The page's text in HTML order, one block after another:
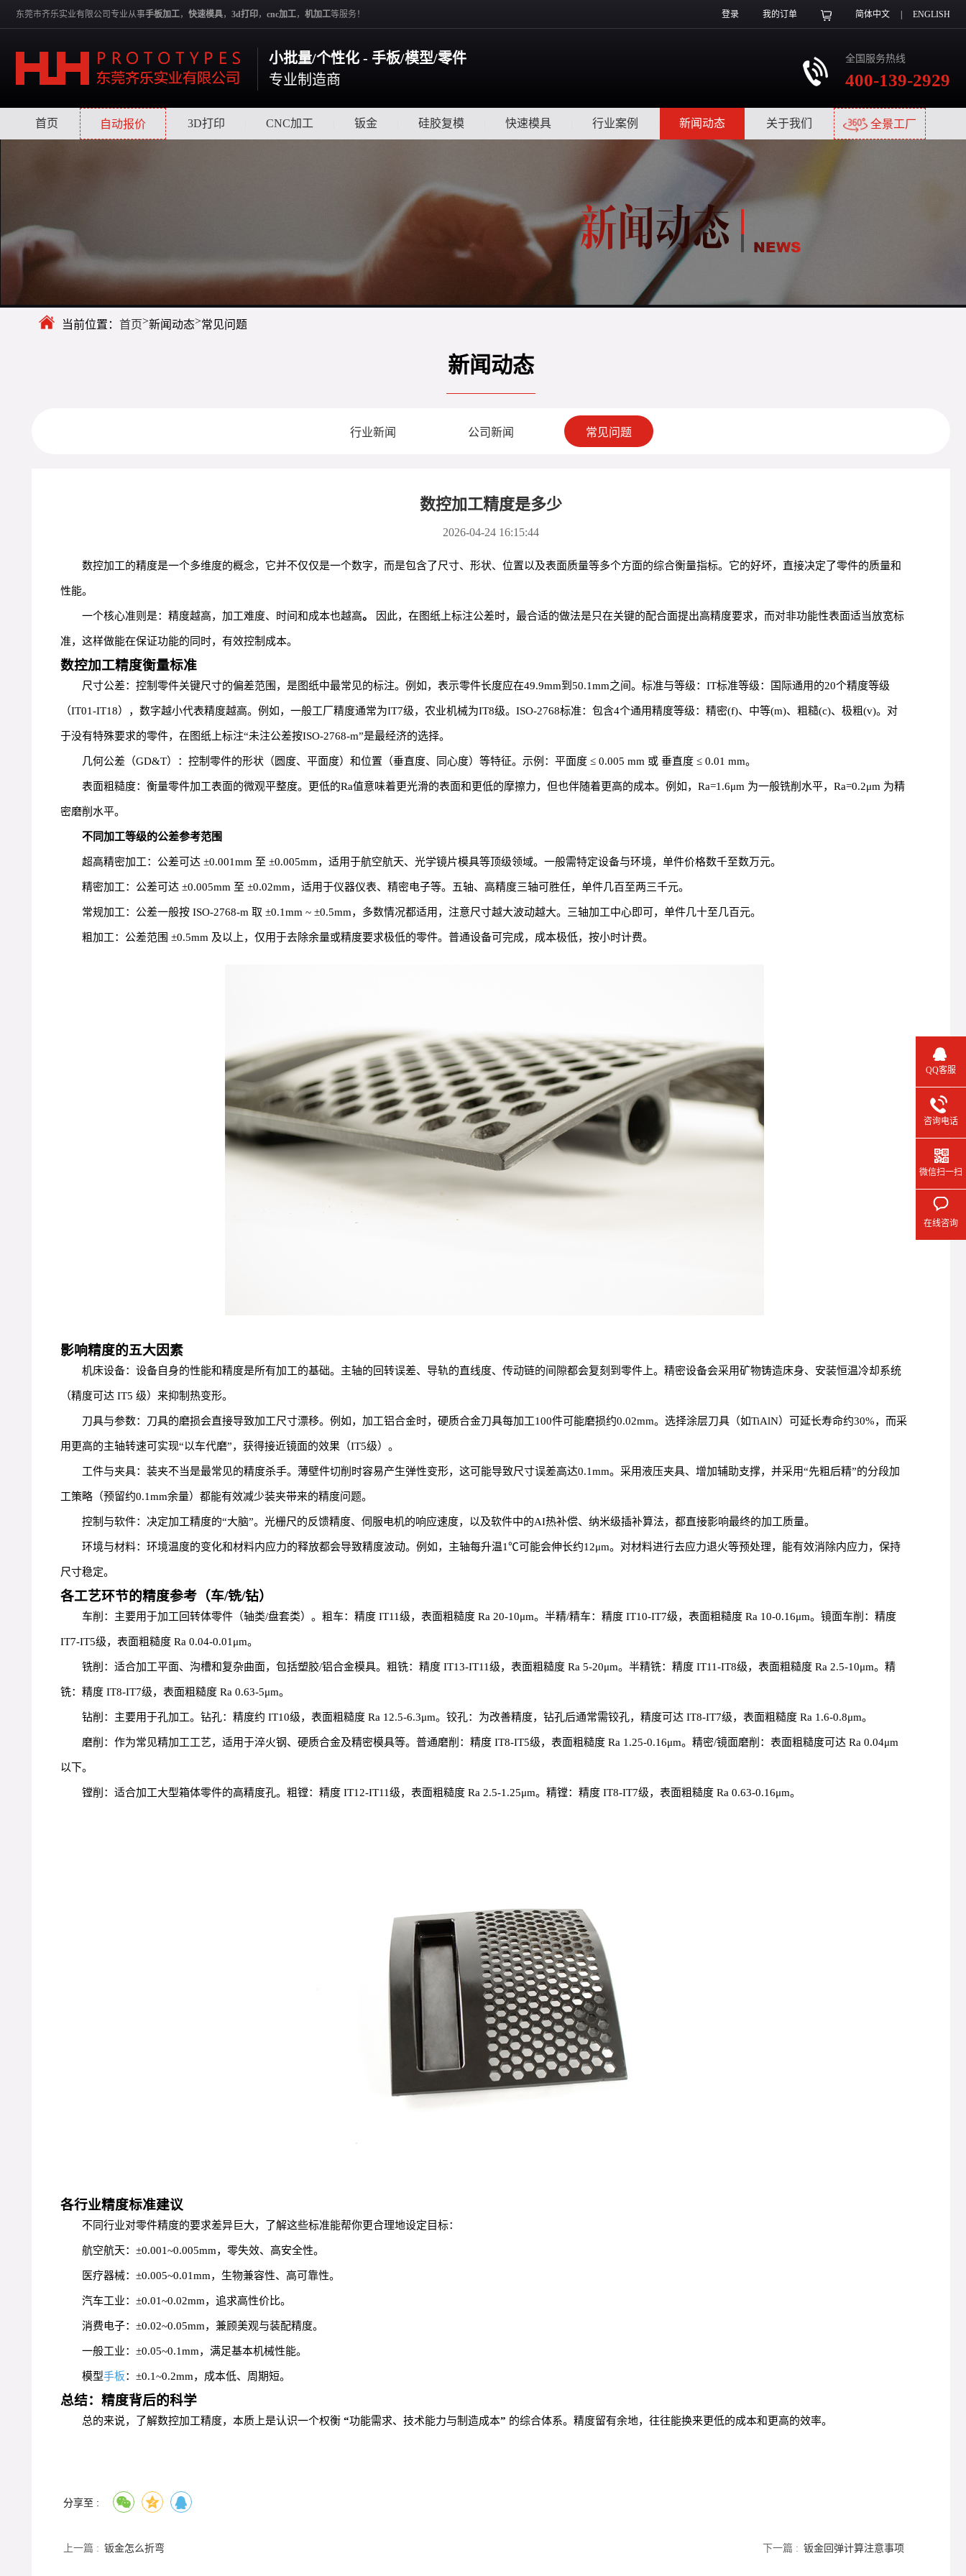
东莞市齐乐实业有限公司专业从事手板加工， 快速模具， 3d打印， cnc加工， 机加工等服务！ 登录 我的订单 简体中文 ENGLISH
小批量/个性化 - 手板/模型/零件
专业制造商
全国服务热线
400-139-2929
首页 自动报价 3D打印 CNC加工 钣金 硅胶复模 快速模具 行业案例 新闻动态 关于我们 全景工厂
当前位置： 首页>新闻动态>常见问题
新闻动态
行业新闻 公司新闻 常见问题
数控加工精度是多少
2026-04-24 16:15:44
数控加工的精度是一个多维度的概念，它并不仅仅是一个数字，而是包含了尺寸、形状、位置以及表面质量等多个方面的综合衡量指标。它的好坏，直接决定了零件的质量和
性能。
一个核心准则是：精度越高，加工难度、时间和成本也越高。 因此，在图纸上标注公差时，最合适的做法是只在关键的配合面提出高精度要求，而对非功能性表面适当放宽标
准，这样做能在保证功能的同时，有效控制成本。
数控加工精度衡量标准
尺寸公差：控制零件关键尺寸的偏差范围，是图纸中最常见的标注。例如，表示零件长度应在49.9mm到50.1mm之间。标准与等级：IT标准等级：国际通用的20个精度等级
（IT01-IT18），数字越小代表精度越高。例如，一般工厂精度通常为IT7级，农业机械为IT8级。ISO-2768标准：包含4个通用精度等级：精密(f)、中等(m)、粗糙(c)、极粗(v)。对
于没有特殊要求的零件，在图纸上标注“未注公差按ISO-2768-m”是最经济的选择。
几何公差（GD&T）：控制零件的形状（圆度、平面度）和位置（垂直度、同心度）等特征。示例：平面度 ≤ 0.005 mm 或 垂直度 ≤ 0.01 mm。
表面粗糙度：衡量零件加工表面的微观平整度。更低的Ra值意味着更光滑的表面和更低的摩擦力，但也伴随着更高的成本。例如，Ra=1.6μm 为一般铣削水平，Ra=0.2μm 为精
密磨削水平。
不同加工等级的公差参考范围
超高精密加工：公差可达 ±0.001mm 至 ±0.005mm，适用于航空航天、光学镜片模具等顶级领域。一般需特定设备与环境，单件价格数千至数万元。
精密加工：公差可达 ±0.005mm 至 ±0.02mm，适用于仪器仪表、精密电子等。五轴、高精度三轴可胜任，单件几百至两三千元。
常规加工：公差一般按 ISO-2768-m 取 ±0.1mm ~ ±0.5mm，多数情况都适用，注意尺寸越大波动越大。三轴加工中心即可，单件几十至几百元。
粗加工：公差范围 ±0.5mm 及以上，仅用于去除余量或精度要求极低的零件。普通设备可完成，成本极低，按小时计费。
影响精度的五大因素
机床设备：设备自身的性能和精度是所有加工的基础。主轴的回转误差、导轨的直线度、传动链的间隙都会复刻到零件上。精密设备会采用矿物铸造床身、安装恒温冷却系统
（精度可达 IT5 级）来抑制热变形。
刀具与参数：刀具的磨损会直接导致加工尺寸漂移。例如，加工铝合金时，硬质合金刀具每加工100件可能磨损约0.02mm。选择涂层刀具（如TiAlN）可延长寿命约30%，而采
用更高的主轴转速可实现“以车代磨”，获得接近镜面的效果（IT5级）。
工件与夹具：装夹不当是最常见的精度杀手。薄壁件切削时容易产生弹性变形，这可能导致尺寸误差高达0.1mm。采用液压夹具、增加辅助支撑，并采用“先粗后精”的分段加
工策略（预留约0.1mm余量）都能有效减少装夹带来的精度问题。
控制与软件：决定加工精度的“大脑”。光栅尺的反馈精度、伺服电机的响应速度，以及软件中的AI热补偿、纳米级插补算法，都直接影响最终的加工质量。
环境与材料：环境温度的变化和材料内应力的释放都会导致精度波动。例如，主轴每升温1℃可能会伸长约12μm。对材料进行去应力退火等预处理，能有效消除内应力，保持
尺寸稳定。
各工艺环节的精度参考（车/铣/钻）
车削：主要用于加工回转体零件（轴类/盘套类）。粗车：精度 IT11级，表面粗糙度 Ra 20-10μm。半精/精车：精度 IT10-IT7级，表面粗糙度 Ra 10-0.16μm。镜面车削：精度
IT7-IT5级，表面粗糙度 Ra 0.04-0.01μm。
铣削：适合加工平面、沟槽和复杂曲面，包括塑胶/铝合金模具。粗铣：精度 IT13-IT11级，表面粗糙度 Ra 5-20μm。半精铣：精度 IT11-IT8级，表面粗糙度 Ra 2.5-10μm。精
铣：精度 IT8-IT7级，表面粗糙度 Ra 0.63-5μm。
钻削：主要用于孔加工。钻孔：精度约 IT10级，表面粗糙度 Ra 12.5-6.3μm。铰孔：为改善精度，钻孔后通常需铰孔，精度可达 IT8-IT7级，表面粗糙度 Ra 1.6-0.8μm。
磨削：作为常见精加工工艺，适用于淬火钢、硬质合金及精密模具等。普通磨削：精度 IT8-IT5级，表面粗糙度 Ra 1.25-0.16μm。精密/镜面磨削：表面粗糙度可达 Ra 0.04μm
以下。
镗削：适合加工大型箱体零件的高精度孔。粗镗：精度 IT12-IT11级，表面粗糙度 Ra 2.5-1.25μm。精镗：精度 IT8-IT7级，表面粗糙度 Ra 0.63-0.16μm。
各行业精度标准建议
不同行业对零件精度的要求差异巨大，了解这些标准能帮你更合理地设定目标：
航空航天：±0.001~0.005mm，零失效、高安全性。
医疗器械：±0.005~0.01mm，生物兼容性、高可靠性。
汽车工业：±0.01~0.02mm，追求高性价比。
消费电子：±0.02~0.05mm，兼顾美观与装配精度。
一般工业：±0.05~0.1mm，满足基本机械性能。
模型手板：±0.1~0.2mm，成本低、周期短。
总结：精度背后的科学
总的来说，了解数控加工精度，本质上是认识一个权衡 “功能需求、技术能力与制造成本” 的综合体系。精度留有余地，往往能换来更低的成本和更高的效率。
分享至 :
上一篇 : 钣金怎么折弯 下一篇 : 钣金回弹计算注意事项
QQ客服
咨询电话
微信扫一扫
在线咨询